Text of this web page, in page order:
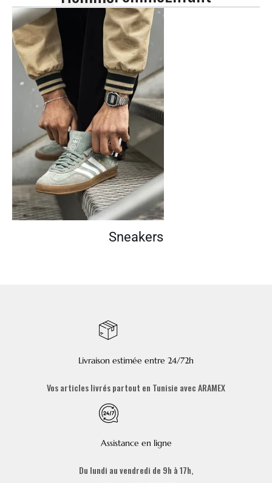
Sneakers
Livraison estimée entre 24/72h
Vos articles livrés partout en Tunisie avec ARAMEX
Assistance en ligne
Du lundi au vendredi de 9h à 17h,